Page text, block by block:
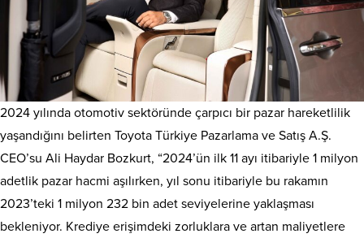
2024 yılında otomotiv sektöründe çarpıcı bir pazar hareketlilik
yaşandığını belirten Toyota Türkiye Pazarlama ve Satış A.Ş.
CEO’su Ali Haydar Bozkurt, “2024’ün ilk 11 ayı itibariyle 1 milyon
adetlik pazar hacmi aşılırken, yıl sonu itibariyle bu rakamın
2023’teki 1 milyon 232 bin adet seviyelerine yaklaşması
bekleniyor. Krediye erişimdeki zorluklara ve artan maliyetlere